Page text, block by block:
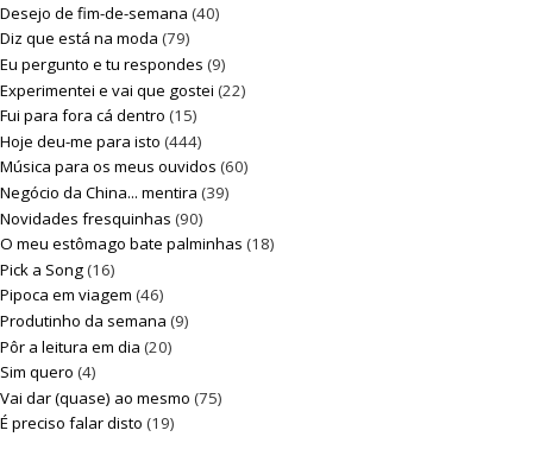
Desejo de fim-de-semana (40)
Diz que está na moda (79)
Eu pergunto e tu respondes (9)
Experimentei e vai que gostei (22)
Fui para fora cá dentro (15)
Hoje deu-me para isto (444)
Música para os meus ouvidos (60)
Negócio da China... mentira (39)
Novidades fresquinhas (90)
O meu estômago bate palminhas (18)
Pick a Song(16)
Pipoca em viagem (46)
Produtinho da semana (9)
Pôr a leitura em dia (20)
Sim quero (4)
Vai dar (quase) ao mesmo (75)
É preciso falar disto (19)